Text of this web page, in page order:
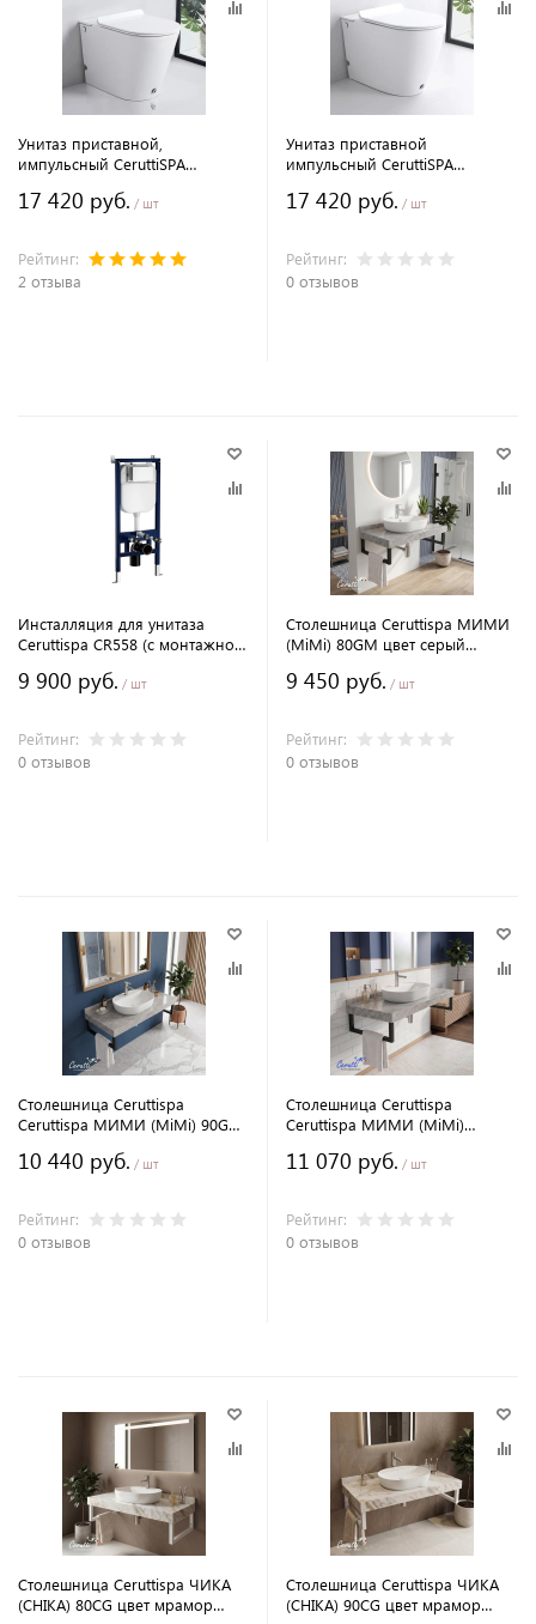
Унитаз приставной,
импульсный CeruttiSPA
7267 безободковый
17 420 руб. / шт
Рейтинг:
2 отзыва
Унитаз приставной
импульсный CeruttiSPA
7264 безободковый
17 420 руб. / шт
Рейтинг:
0 отзывов
Инсталляция для унитаза
Ceruttispa CR558 (с монтажной
9 900 руб. / шт
Рейтинг:
0 отзывов
Столешница Ceruttispa МИМИ
(MiMi) 80GM цвет серый
полотенцедержателями
9 450 руб. / шт
Рейтинг:
0 отзывов
Столешница Ceruttispa
Ceruttispa МИМИ (MiMi) 90GM
полотенцедержателями
10 440 руб. / шт
Рейтинг:
0 отзывов
Столешница Ceruttispa
Ceruttispa МИМИ (MiMi)
черными
11 070 руб. / шт
Рейтинг:
0 отзывов
Столешница Ceruttispa ЧИКА
(CHIKA) 80CG цвет мрамор
Столешница Ceruttispa ЧИКА
(CHIKA) 90CG цвет мрамор